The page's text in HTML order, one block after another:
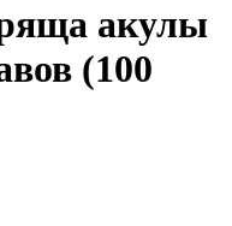
акулы
(100